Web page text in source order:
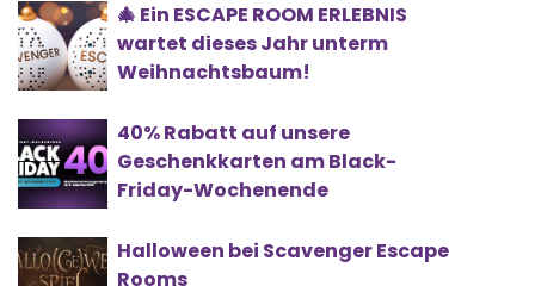
🎄 Ein ESCAPE ROOM ERLEBNIS
wartet dieses Jahr unterm
Weihnachtsbaum!
40% Rabatt auf unsere
Geschenkkarten am Black-
Friday-Wochenende
Halloween bei Scavenger Escape
Rooms